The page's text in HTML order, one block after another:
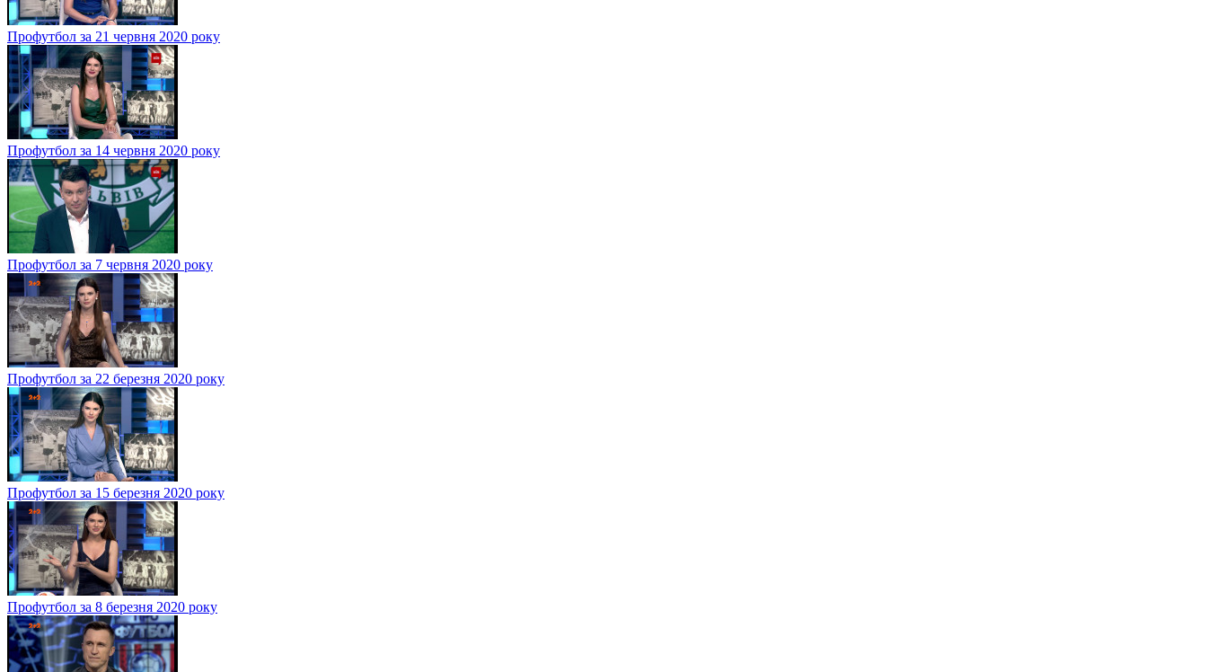
Профутбол за 21 червня 2020 року
Профутбол за 14 червня 2020 року
Профутбол за 7 червня 2020 року
Профутбол за 22 березня 2020 року
Профутбол за 15 березня 2020 року
Профутбол за 8 березня 2020 року